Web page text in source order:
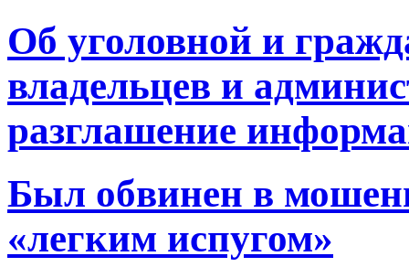
Об уголовной и
владельцев и
разглашение
Был обвинен в
«легким испугом»